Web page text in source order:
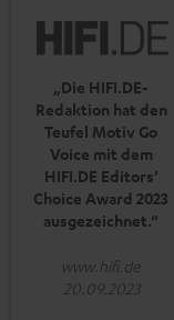
„Die HIFI.DE-
Redaktion hat den
Teufel Motiv Go
Voice mit dem
HIFI.DE Editors’
Choice Award 2023
ausgezeichnet.“
www.hifi.de
20.09.2023